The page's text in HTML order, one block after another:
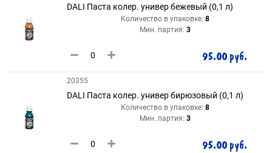
DALI Паста колер. универ бежевый (0,1 л)
Количество в упаковке: 8
Мин. партия: 3
95.00 руб.
20355
DALI Паста колер. универ бирюзовый (0,1 л)
Количество в упаковке: 8
Мин. партия: 3
95.00 руб.